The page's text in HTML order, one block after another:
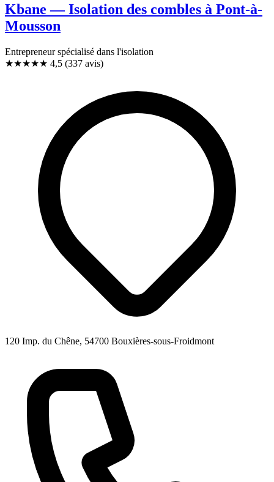
Kbane — Isolation des combles à Pont-à-
Mousson
Entrepreneur spécialisé dans l'isolation
★★★★★ 4,5 (337 avis)
120 Imp. du Chêne, 54700 Bouxières-sous-Froidmont